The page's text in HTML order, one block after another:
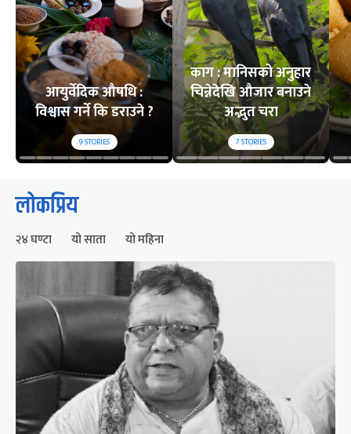
आयुर्वेदिक औषधि :
विश्वास गर्ने कि डराउने ?
9STORIES
काग : मानिसको अनुहार
चिन्नेदेखि औजार बनाउने
अद्भुत चरा
7STORIES
लोकप्रिय
२४ घण्टा यो साता यो महिना